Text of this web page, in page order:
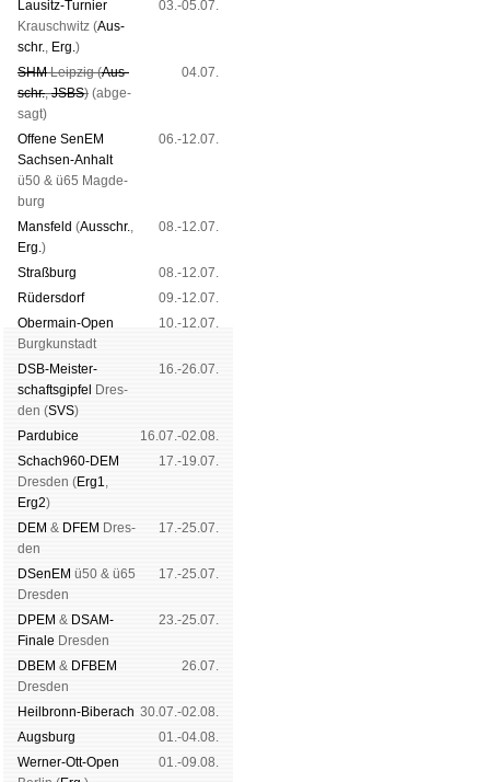
Lau­sitz-Tur­nier
Krausch­witz (Aus­
schr., Erg.)
03.-05.07.
SHMLeip­zig (Aus­
schr.,JSBS) (ab­ge­
sagt)
04.07.
Offene SenEM
Sach­sen-An­halt
ü50 & ü65 Mag­de­
burg
06.-12.07.
Mans­feld (Aus­schr.,
Erg.)
08.-12.07.
Straß­burg
08.-12.07.
Rüders­dorf
09.-12.07.
Ober­main-Open
Burg­kun­stadt
10.-12.07.
DSB-Meister­
schafts­gipfel
Dres­
den (SVS)
16.-26.07.
Pardu­bice
16.07.-02.08.
Schach960-DEM
Dres­den (Erg1,
Erg2)
17.-19.07.
DEM & DFEM Dres­
den
17.-25.07.
DSenEM ü50 & ü65
Dres­den
17.-25.07.
DPEM & DSAM-
Finale Dres­den
23.-25.07.
DBEM & DFBEM
Dres­den
26.07.
Heil­bronn-Bi­ber­ach 30.07.-02.08.
Augs­burg
01.-04.08.
Werner-Ott-Open
01.-09.08.